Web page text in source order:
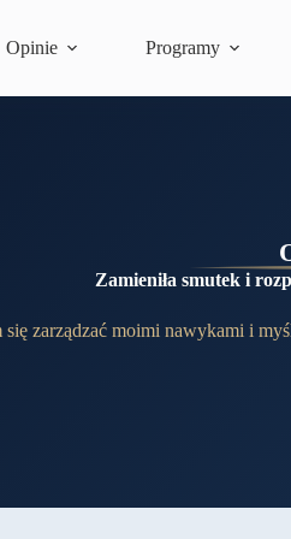
Opinie Programy
Zamieniła smutek i
się zarządzać moimi nawykami i